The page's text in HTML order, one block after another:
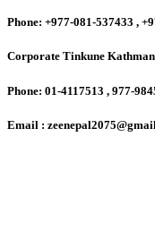
Phone: +977-081-537433 ,
Corporate Tinkune
Phone: 01-4117513 , 977-
Email :